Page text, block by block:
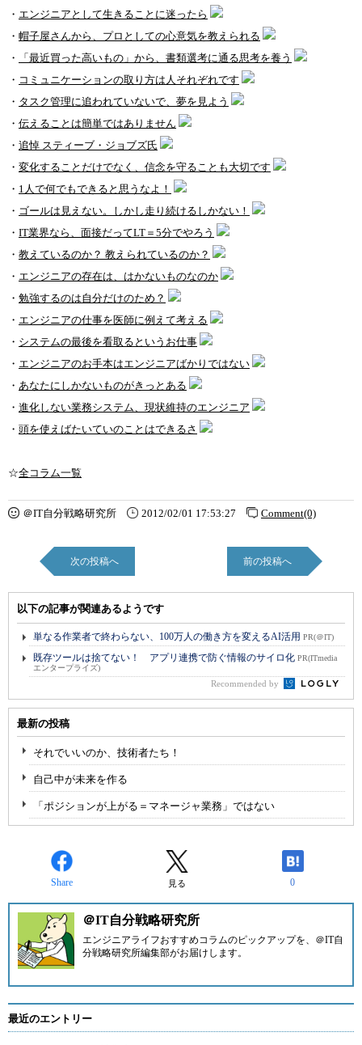
・ エンジニアとして生きることに迷ったら
・ 帽子屋さんから、プロとしての心意気を教えられる
・
「最近買った高いもの」から、書類選考に通る思考を養う
・ コミュニケーションの取り方は人それぞれです
・ タスク管理に追われていないで、夢を見よう
・ 伝えることは簡単ではありません
・ 追悼 スティーブ・ジョブズ氏
・ 変化することだけでなく、信念を守ることも大切です
・ 1人で何でもできると思うなよ！
・ ゴールは見えない。しかし走り続けるしかない！
・ IT業界なら、面接だってLT＝5分でやろう
・ 教えているのか？ 教えられているのか？
・ エンジニアの存在は、はかないものなのか
・ 勉強するのは自分だけのため？
・ エンジニアの仕事を医師に例えて考える
・ システムの最後を看取るというお仕事
・ エンジニアのお手本はエンジニアばかりではない
・ あなたにしかないものがきっとある
・ 進化しない業務システム、現状維持のエンジニア
・ 頭を使えばたいていのことはできるさ
☆全コラム一覧
＠IT自分戦略研究所 2012/02/01 17:53:27 Comment(0)
次の投稿へ 前の投稿へ
以下の記事が関連あるようです
単なる作業者で終わらない、100万人の働き方を変えるAI活用 PR(＠IT)
既存ツールは捨てない！ アプリ連携で防ぐ情報のサイロ化 PR(ITmedia
エンタープライズ)
Recommended by
最新の投稿
それでいいのか、技術者たち！
自己中が未来を作る
「ポジションが上がる＝マネージャ業務」ではない
Share 見る 0
＠IT自分戦略研究所
エンジニアライフおすすめコラムのピックアップを、 ＠IT自
分戦略研究所編集部がお届けします。
最近のエントリー